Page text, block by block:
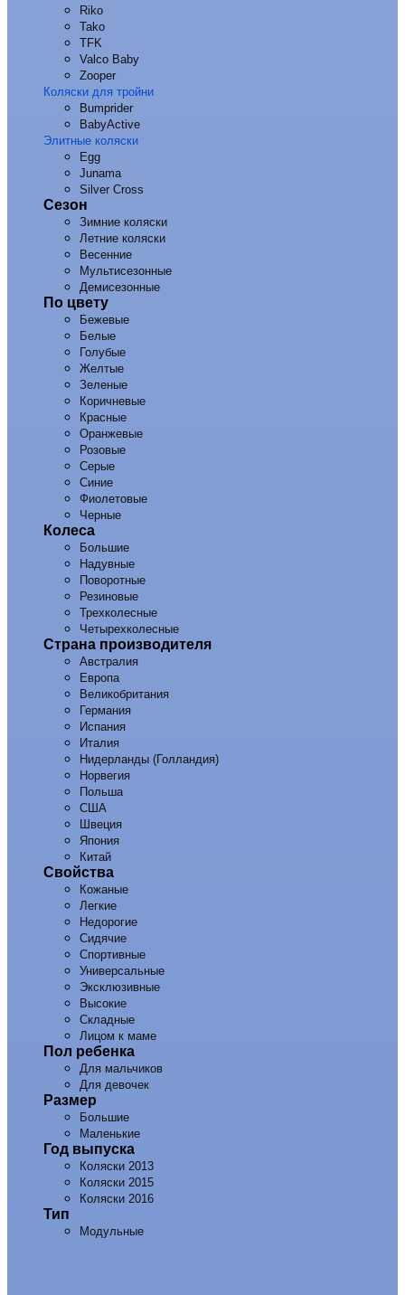
Riko
Tako
TFK
Valco Baby
Zooper
Коляски для тройни
Bumprider
BabyActive
Элитные коляски
Egg
Junama
Silver Cross
Сезон
Зимние коляски
Летние коляски
Весенние
Мультисезонные
Демисезонные
По цвету
Бежевые
Белые
Голубые
Желтые
Зеленые
Коричневые
Красные
Оранжевые
Розовые
Серые
Синие
Фиолетовые
Черные
Колеса
Большие
Надувные
Поворотные
Резиновые
Трехколесные
Четырехколесные
Страна производителя
Австралия
Европа
Великобритания
Германия
Испания
Италия
Нидерланды (Голландия)
Норвегия
Польша
США
Швеция
Япония
Китай
Свойства
Кожаные
Легкие
Недорогие
Сидячие
Спортивные
Универсальные
Эксклюзивные
Высокие
Складные
Лицом к маме
Пол ребенка
Для мальчиков
Для девочек
Размер
Большие
Маленькие
Год выпуска
Коляски 2013
Коляски 2015
Коляски 2016
Тип
Модульные